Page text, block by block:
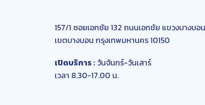
157/1 ซอยเอกชัย 132 ถนนเอกชัย แขวงบางบอ
เขตบางบอน กรุงเทพมหานคร 10150
เปิดบริการ : วันจันทร์-วันเสาร์
เวลา 8.30-17.00 น.